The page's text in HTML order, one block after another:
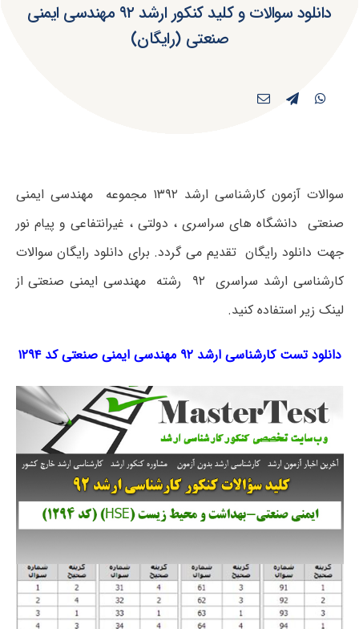
دانلود سوالات و کلید کنکور ارشد ۹۲ مهندسی ایمنی
صنعتی (رایگان)
سوالات آزمون کارشناسی ارشد ۱۳۹۲ مجموعه مهندسی ایمنی
صنعتی دانشگاه های سراسری ، دولتی ، غیرانتفاعی و پیام نور
جهت دانلود رایگان تقدیم می گردد. برای دانلود رایگان سوالات
کارشناسی ارشد سراسری ۹۲ رشته مهندسی ایمنی صنعتی از
لینک زیر استفاده کنید.
دانلود تست کارشناسی ارشد ۹۲ مهندسی ایمنی صنعتی کد ۱۲۹۴